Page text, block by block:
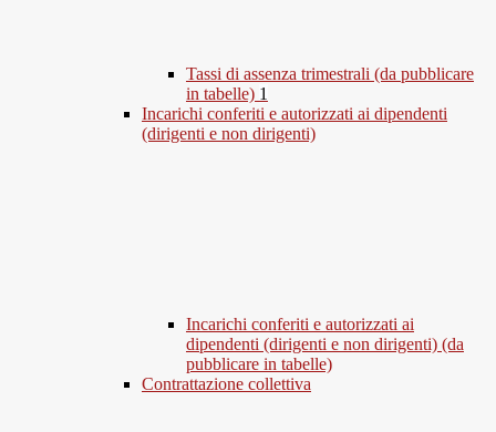
Tassi di assenza trimestrali (da pubblicare
in tabelle) 1
Incarichi conferiti e autorizzati ai dipendenti
(dirigenti e non dirigenti)
Incarichi conferiti e autorizzati ai
dipendenti (dirigenti e non dirigenti) (da
pubblicare in tabelle)
Contrattazione collettiva